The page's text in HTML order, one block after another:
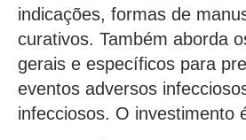
indicações, formas de
curativos. Também aborda
gerais e específicos para
eventos adversos
infecciosos. O investimento